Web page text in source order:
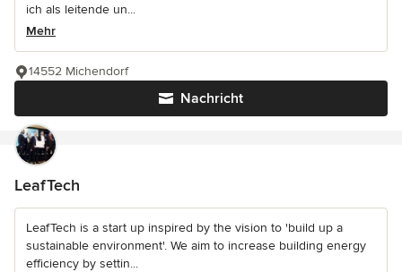
ich als leitende un...
Mehr
Nachricht
14552 Michendorf
LeafTech
LeafTech is a start up inspired by the vision to 'build up a
sustainable environment'. We aim to increase building energy
efficiency by settin...